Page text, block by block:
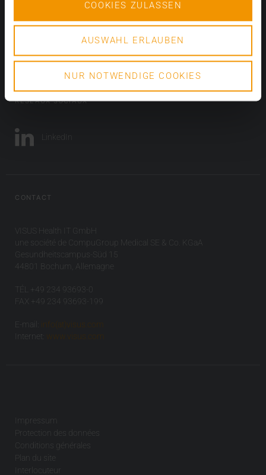
COOKIES ZULASSEN
AUSWAHL ERLAUBEN
NUR NOTWENDIGE COOKIES
Le Service
Téléchargements
RÉSEAUX SOCIAUX
LinkedIn
CONTACT
VISUS Health IT GmbH
une société de CompuGroup Medical SE & Co. KGaA
Gesundheitscampus-Süd 15
44801 Bochum, Allemagne
TÉL +49 234 93693-0
FAX +49 234 93693-199
E-mail:
info(at)visus.com
Internet:
www.visus.com
Impressum
Protection des données
Conditions générales
Plan du site
Interlocuteur